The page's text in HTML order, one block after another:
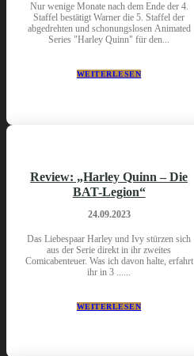
Nur wenige Monate nach dem Ende der 4.
Staffel bestätigt Warner die 5. Staffel der
abgedrehten und schonungslosen Animated
Series "Harley Quinn" für den...
WEITERLESEN
Review: „Harley Quinn – Die
BAT-Legion“
24.09.2023
Das Liebespaar Harley und Ivy stürzen sich
aus der Serie direkt in ihr zweites
Comicabenteuer. Was ich davon halte, erfahrt
ihr in 3 ......
WEITERLESEN